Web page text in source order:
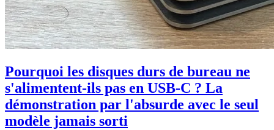
Pourquoi les disques durs de bureau ne
s'alimentent-ils pas en USB-C ? La
démonstration par l'absurde avec le seul
modèle jamais sorti